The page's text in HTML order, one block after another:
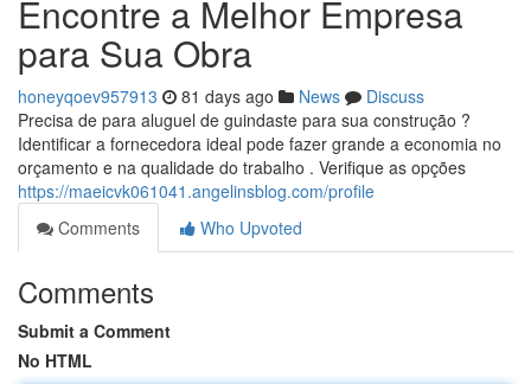
Encontre a Melhor Empresa
para Sua Obra
honeyqoev957913 81 days ago News
Discuss
Precisa de para aluguel de guindaste para sua construção ?
Identificar a fornecedora ideal pode fazer grande a economia no
orçamento e na qualidade do trabalho . Verifique as opções
https://maeicvk061041.angelinsblog.com/profile
Comments
Who Upvoted
Comments
Submit a Comment
No HTML